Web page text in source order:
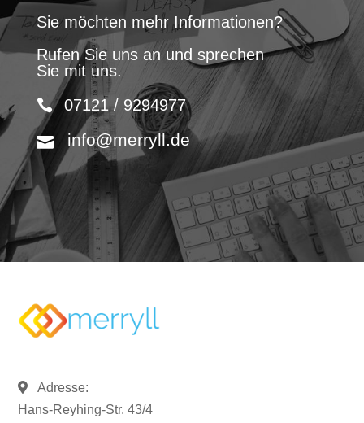
Sie möchten mehr Informationen?
Rufen Sie uns an und sprechen
Sie mit uns.
07121 / 9294977
info@merryll.de
Adresse:
Hans-Reyhing-Str. 43/4